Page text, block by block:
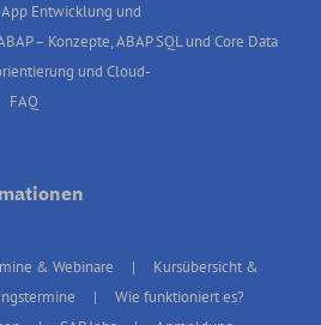
Entwicklung und
– Konzepte, ABAP SQL und Core Data
und Cloud-
FAQ
& Webinare
Kursübersicht &
Wie funktioniert es?